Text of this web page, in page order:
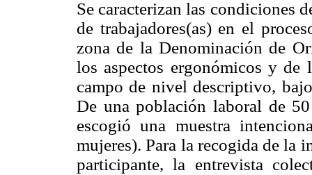
Se caracterizan las condiciones
de trabajadores(as) en el
zona de la Denominación de
los aspectos ergonómicos y de
campo de nivel descriptivo,
De una población laboral de
escogió una muestra
mujeres). Para la recogida de la
participante, la entrevista